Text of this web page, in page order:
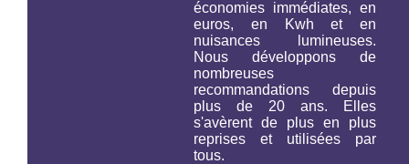
économies immédiates, en
euros, en Kwh et en
nuisances lumineuses.
Nous développons de
nombreuses
recommandations depuis
plus de 20 ans. Elles
s'avèrent de plus en plus
reprises et utilisées par
tous.